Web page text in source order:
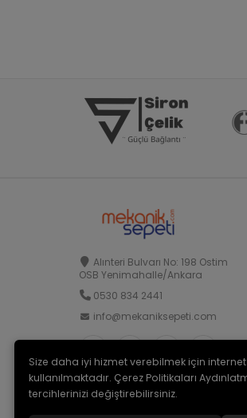
Alınteri Bulvarı No: 198 Ostim
OSB Yenimahalle/Ankara
0530 834 2441
info@mekaniksepeti.com
Size daha iyi hizmet verebilmek için
kullanılmaktadır. Çerez Politikaları
tercihlerinizi değiştirebilirsiniz.